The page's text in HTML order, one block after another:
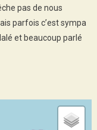
pas de nous
parfois c’est sympa
et beaucoup parlé